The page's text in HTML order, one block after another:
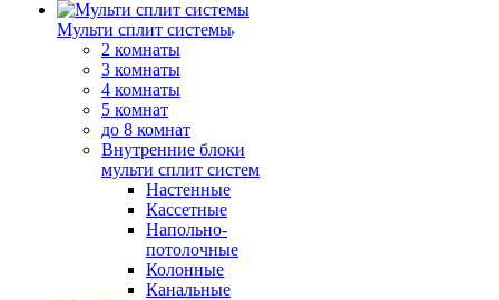
Мульти сплит системы
2 комнаты
3 комнаты
4 комнаты
5 комнат
до 8 комнат
Внутренние блоки
мульти сплит систем
Настенные
Кассетные
Напольно-
потолочные
Колонные
Канальные